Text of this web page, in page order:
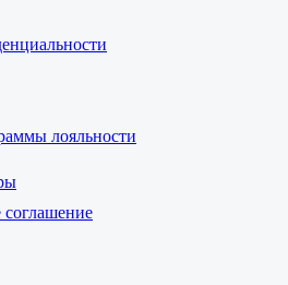
лояльности
соглашение